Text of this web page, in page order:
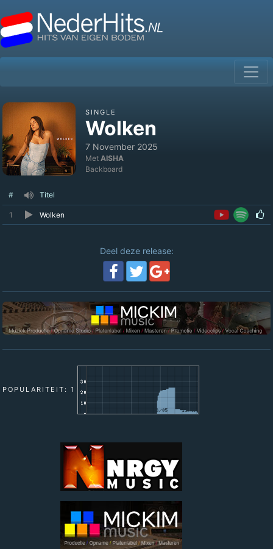
SINGLE
Wolken
7 November 2025
Met AISHA
Backboard
# Titel
1 Wolken
Deel deze release:
POPULARITEIT: 1